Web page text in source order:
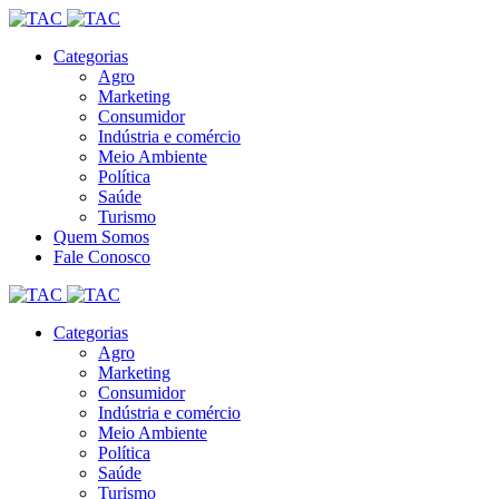
Categorias
Agro
Marketing
Consumidor
Indústria e comércio
Meio Ambiente
Política
Saúde
Turismo
Quem Somos
Fale Conosco
Categorias
Agro
Marketing
Consumidor
Indústria e comércio
Meio Ambiente
Política
Saúde
Turismo